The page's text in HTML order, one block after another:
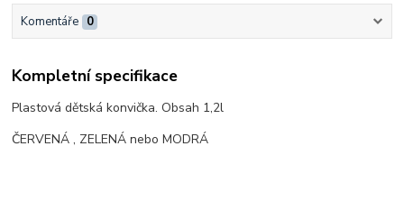
Komentáře 0
Kompletní specifikace
Plastová dětská konvička. Obsah 1,2l
ČERVENÁ , ZELENÁ nebo MODRÁ